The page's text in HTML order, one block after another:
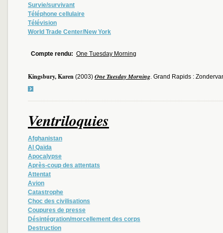
Survie/survivant
Téléphone cellulaire
Télévision
World Trade Center/New York
Compte rendu: One Tuesday Morning
Kingsbury, Karen (2003) One Tuesday Morning. Grand Rapids :
Ventriloquies
Afghanistan
Al Qaïda
Apocalypse
Après-coup des attentats
Attentat
Avion
Catastrophe
Choc des civilisations
Coupures de presse
Désintégration/morcellement des corps
Destruction